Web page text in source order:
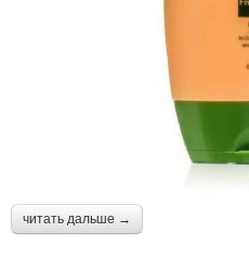
читать дальше →